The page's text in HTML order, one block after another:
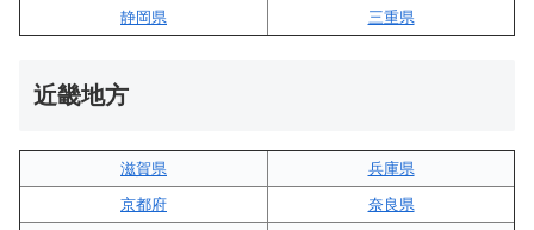
静岡県
三重県
近畿地方
滋賀県
兵庫県
京都府
奈良県